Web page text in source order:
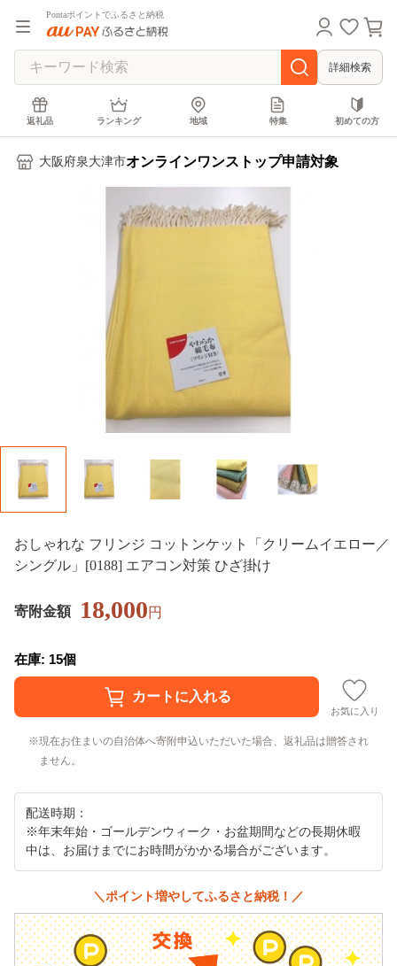
Pontaポイントでふるさと納税
詳細検索
返礼品 ランキング 地域 特集 初めての方
大阪府泉大津市オンラインワンストップ申請対象
おしゃれな フリンジ コットンケット「クリームイエロー／
シングル」[0188] エアコン対策 ひざ掛け
寄附金額 18,000円
在庫: 15個
お気に入り
現在お住まいの自治体へ寄附申込いただいた場合、返礼品は贈答され
ません。
配送時期：
※年末年始・ゴールデンウィーク・お盆期間などの長期休暇
中は、お届けまでにお時間がかかる場合がございます。
＼ポイント増やしてふるさと納税！／